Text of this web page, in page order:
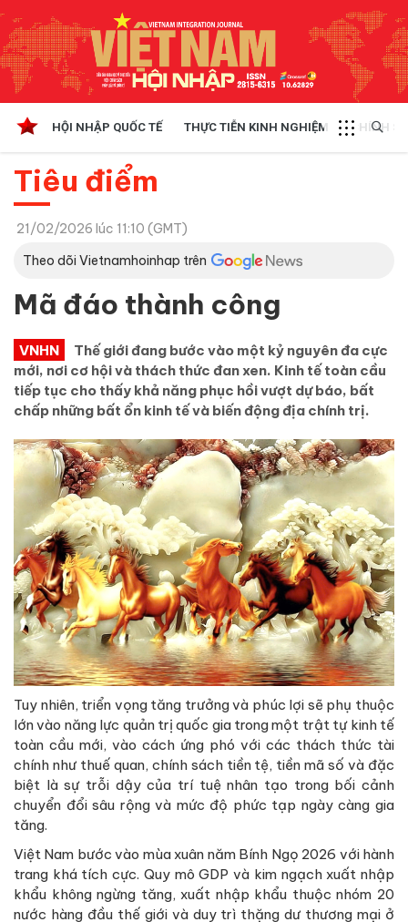
HỘI NHẬP QUỐC TẾ THỰC TIỄN KINH NGHIỆM CHÍNH
Tiêu điểm
21/02/2026 lúc 11:10 (GMT)
Theo dõi Vietnamhoinhap trên
Mã đáo thành công
VNHN
Thế giới đang bước vào một kỷ nguyên đa cực
mới, nơi cơ hội và thách thức đan xen. Kinh tế toàn cầu
tiếp tục cho thấy khả năng phục hồi vượt dự báo, bất
chấp những bất ổn kinh tế và biến động địa chính trị.
Tuy nhiên, triển vọng tăng trưởng và phúc lợi sẽ phụ thuộc
lớn vào năng lực quản trị quốc gia trong một trật tự kinh tế
toàn cầu mới, vào cách ứng phó với các thách thức tài
chính như thuế quan, chính sách tiền tệ, tiền mã số và đặc
biệt là sự trỗi dậy của trí tuệ nhân tạo trong bối cảnh
chuyển đổi sâu rộng và mức độ phức tạp ngày càng gia
tăng.
Việt Nam bước vào mùa xuân năm Bính Ngọ 2026 với hành
trang khá tích cực. Quy mô GDP và kim ngạch xuất nhập
khẩu không ngừng tăng, xuất nhập khẩu thuộc nhóm 20
nước hàng đầu thế giới và duy trì thặng dư thương mại ở